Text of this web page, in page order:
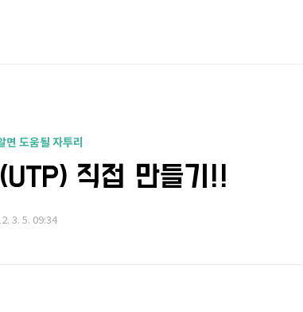
면 도움될 자투리
직접 만들기!!
3. 5. 09:34